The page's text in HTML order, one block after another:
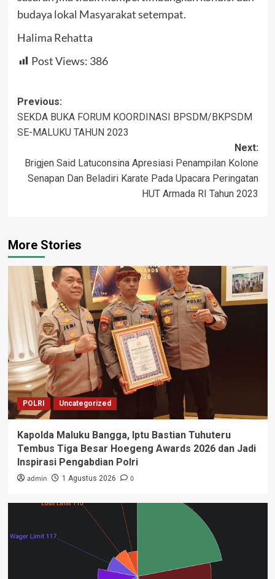
budaya lokal Masyarakat setempat.
Halima Rehatta
Post Views: 386
Post
navigation
Previous:
SEKDA BUKA FORUM KOORDINASI BPSDM/BKPSDM
SE-MALUKU TAHUN 2023
Next:
Brigjen Said Latuconsina Apresiasi Penampilan Kolone
Senapan Dan Beladiri Karate Pada Upacara Peringatan
HUT Armada RI Tahun 2023
More Stories
POLRI Uncategorized
Kapolda Maluku Bangga, Iptu Bastian Tuhuteru
Tembus Tiga Besar Hoegeng Awards 2026 dan Jadi
Inspirasi Pengabdian Polri
admin 1 Agustus 2026 0